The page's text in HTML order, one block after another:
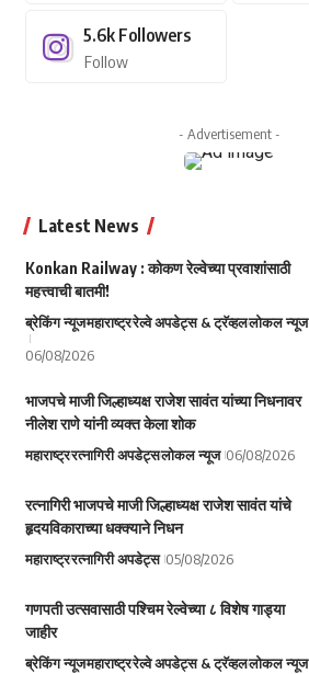
5.6k Followers
Follow
- Advertisement -
Latest News
Konkan Railway : कोकण रेल्वेच्या प्रवाशांसाठी
महत्त्वाची बातमी!
ब्रेकिंग न्यूजमहाराष्ट्ररेल्वे अपडेट्स & ट्रॅव्हललोकल न्यूज
06/08/2026
भाजपचे माजी जिल्हाध्यक्ष राजेश सावंत यांच्या निधनावर
नीलेश राणे यांनी व्यक्त केला शोक
महाराष्ट्ररत्नागिरी अपडेट्सलोकल न्यूज 06/08/2026
रत्नागिरी भाजपचे माजी जिल्हाध्यक्ष राजेश सावंत यांचे
हृदयविकाराच्या धक्क्याने निधन
महाराष्ट्ररत्नागिरी अपडेट्स 05/08/2026
गणपती उत्सवासाठी पश्चिम रेल्वेच्या ८ विशेष गाड्या
जाहीर
ब्रेकिंग न्यूजमहाराष्ट्ररेल्वे अपडेट्स & ट्रॅव्हललोकल न्यूज